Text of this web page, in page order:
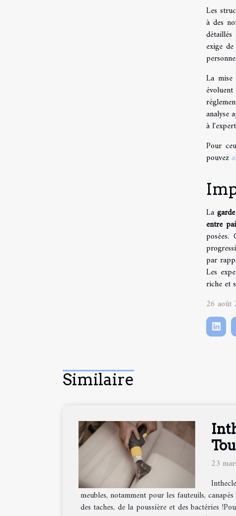
Les
à des
exige
La
analyse
à
Pour
pouvez
La
entre
posées.
par
Les
riche et
26 août
Similaire
23
meubles, notamment pour les fauteuils,
des taches, de la poussière et des bactéries